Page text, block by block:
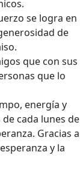
se logra en
de
que con sus
que lo
energía y
cada lunes de
Gracias a
y la